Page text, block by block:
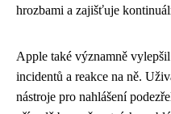
hrozbami a zajišťuje
Apple také významně
incidentů a reakce na ně.
nástroje pro nahlášení